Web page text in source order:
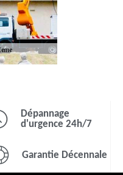
Dépannage
d'urgence 24h/7
Garantie Décennale